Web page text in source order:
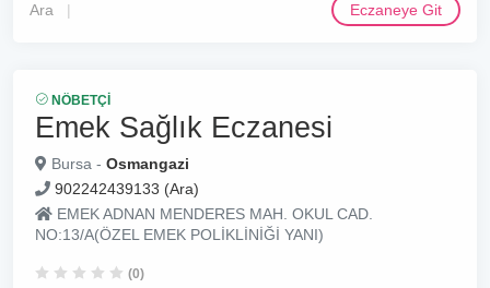
Ara Eczaneye Git
NÖBETÇI
Emek Sağlık Eczanesi
Bursa - Osmangazi
902242439133 (Ara)
EMEK ADNAN MENDERES MAH. OKUL CAD.
NO:13/A(ÖZEL EMEK POLİKLİNİĞİ YANI)
(0)